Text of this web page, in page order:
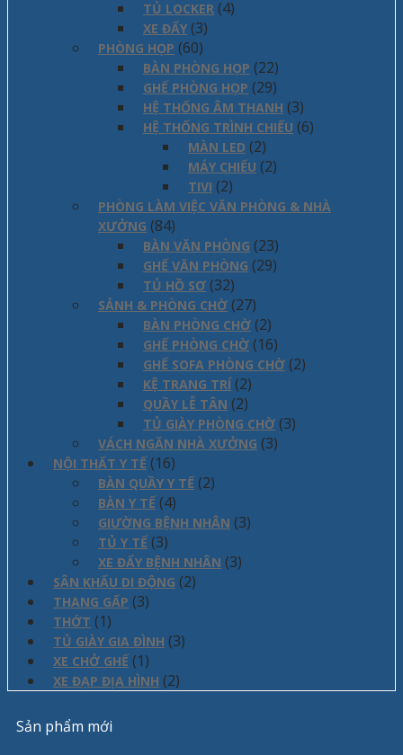
TỦ LOCKER (4)
XE ĐẨY (3)
PHÒNG HỌP (60)
BÀN PHÒNG HỌP (22)
GHẾ PHÒNG HỌP (29)
HỆ THỐNG ÂM THANH (3)
HỆ THỐNG TRÌNH CHIẾU (6)
MÀN LED (2)
MÁY CHIẾU (2)
TIVI (2)
PHÒNG LÀM VIỆC VĂN PHÒNG & NHÀ
XƯỞNG (84)
BÀN VĂN PHÒNG (23)
GHẾ VĂN PHÒNG (29)
TỦ HỒ SƠ (32)
SẢNH & PHÒNG CHỜ (27)
BÀN PHÒNG CHỜ (2)
GHẾ PHÒNG CHỜ (16)
GHẾ SOFA PHÒNG CHỜ (2)
KỆ TRANG TRÍ (2)
QUẦY LỄ TÂN (2)
TỦ GIÀY PHÒNG CHỜ (3)
VÁCH NGĂN NHÀ XƯỞNG (3)
NỘI THẤT Y TẾ (16)
BÀN QUẦY Y TẾ (2)
BÀN Y TẾ (4)
GIƯỜNG BỆNH NHÂN (3)
TỦ Y TẾ (3)
XE ĐẨY BỆNH NHÂN (3)
SÂN KHẤU DI ĐỘNG (2)
THANG GẤP (3)
THỚT (1)
TỦ GIÀY GIA ĐÌNH (3)
XE CHỞ GHẾ (1)
XE ĐẠP ĐỊA HÌNH (2)
Sản phẩm mới